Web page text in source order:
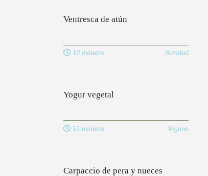
Ventresca de atún
10 minutos Navidad
Yogur vegetal
15 minutos Vegano
Carpaccio de pera y nueces